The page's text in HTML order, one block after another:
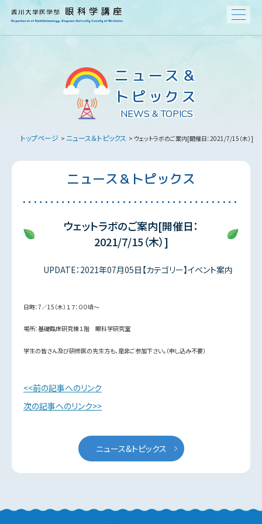
ニュース＆
トピックス
NEWS & TOPICS
トップページ > ニュース＆トピックス > ウェットラボのご案内[開催日：2021/7/15（木）]
ニュース＆トピックス
ウェットラボのご案内[開催日：
2021/7/15（木）]
UPDATE：2021年07月05日【カテゴリー】イベント案内
日時：7／15（木）１７：００頃～
場所：基礎臨床研究棟１階 眼科学研究室
学生の皆さん及び研修医の先生方も、是非ご参加下さい。（申し込み不要）
前の記事へのリンク
次の記事へのリンク
ニュース&トピックス